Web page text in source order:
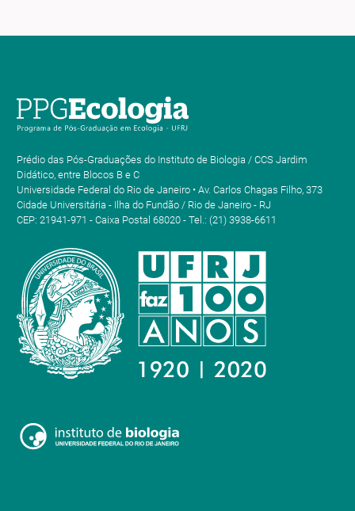
Prédio das Pós-Graduações do Instituto de Biologia / CCS Jardim
Didático, entre Blocos B e C
Universidade Federal do Rio de Janeiro • Av. Carlos Chagas Filho, 373
Cidade Universitária - Ilha do Fundão / Rio de Janeiro - RJ
CEP: 21941-971 - Caixa Postal 68020 - Tel.: (21) 3938-6611